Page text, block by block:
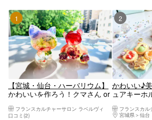
1位
【宮城・仙台・ハーバリウム】
かわいいを作ろう！クマさん or
フランスカルチャーサロン ラベルヴィ
口コミ(2)
2位
かわいい♪
ュアキー
フランスカル
宮城県
仙台